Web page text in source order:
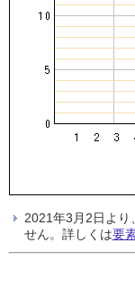
2021年3月2日より
せん。詳しくは要